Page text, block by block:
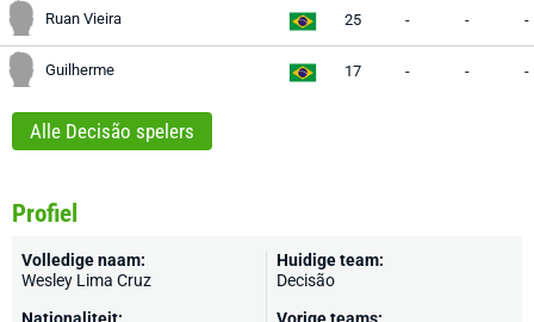
Ruan Vieira 25 - - -
Guilherme 17 - - -
Alle Decisão spelers
Profiel
Volledige naam:
Wesley Lima Cruz
Huidige team:
Decisão